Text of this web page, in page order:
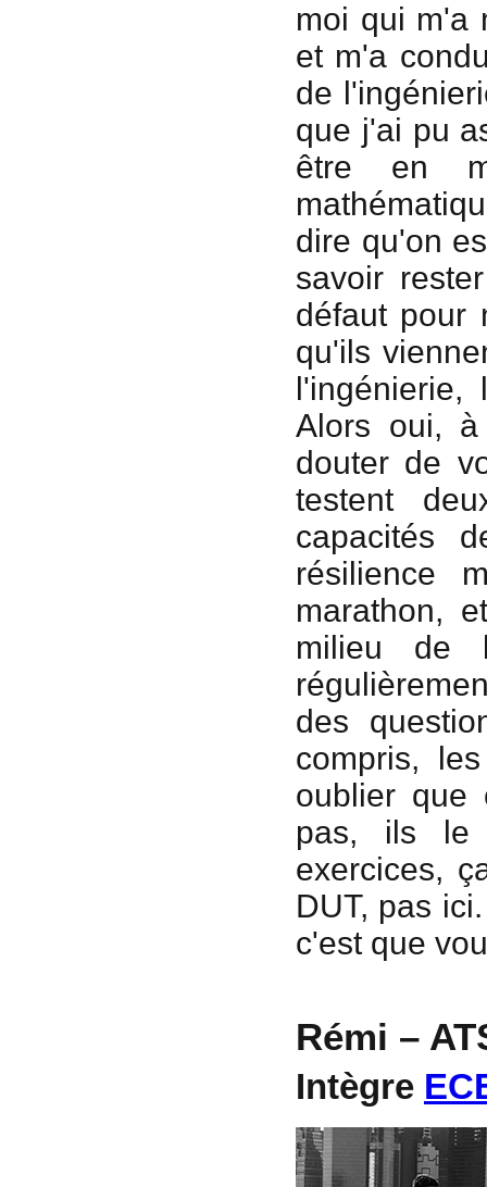
moi qui m'a
et m'a
de
que j'ai pu
être en
dire qu'on
savoir
défaut pour
qu'ils
Alors oui,
douter de
testent
capacités
résilience
marathon,
milieu de
des
compris,
oublier que
pas, ils le
exercices,
DUT, pas
c'est que
Rémi –
Intègre